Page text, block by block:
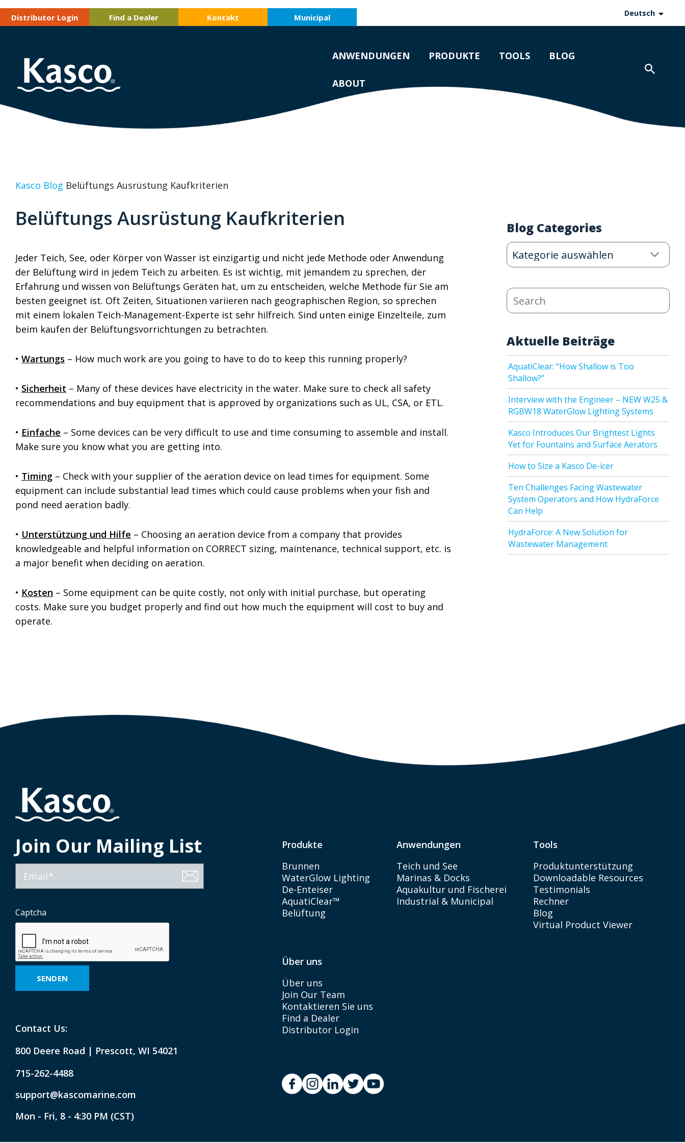
Distributor Login Find a Dealer Kontakt Municipal Deutsch
ANWENDUNGEN PRODUKTE TOOLS BLOG
ABOUT
Kasco Blog Belüftungs Ausrüstung Kaufkriterien
Belüftungs Ausrüstung Kaufkriterien
Jeder Teich, See, oder Körper von Wasser ist einzigartig und nicht jede Methode oder Anwendung
der Belüftung wird in jedem Teich zu arbeiten. Es ist wichtig, mit jemandem zu sprechen, der
Erfahrung und wissen von Belüftungs Geräten hat, um zu entscheiden, welche Methode für Sie am
besten geeignet ist. Oft Zeiten, Situationen variieren nach geographischen Region, so sprechen
mit einem lokalen Teich-Management-Experte ist sehr hilfreich. Sind unten einige Einzelteile, zum
beim kaufen der Belüftungsvorrichtungen zu betrachten.
• Wartungs – How much work are you going to have to do to keep this running properly?
• Sicherheit – Many of these devices have electricity in the water. Make sure to check all safety
recommendations and buy equipment that is approved by organizations such as UL, CSA, or ETL.
• Einfache – Some devices can be very difficult to use and time consuming to assemble and install.
Make sure you know what you are getting into.
• Timing – Check with your supplier of the aeration device on lead times for equipment. Some
equipment can include substantial lead times which could cause problems when your fish and
pond need aeration badly.
• Unterstützung und Hilfe – Choosing an aeration device from a company that provides
knowledgeable and helpful information on CORRECT sizing, maintenance, technical support, etc. is
a major benefit when deciding on aeration.
• Kosten – Some equipment can be quite costly, not only with initial purchase, but operating
costs. Make sure you budget properly and find out how much the equipment will cost to buy and
operate.
Blog Categories
Blog
Categories
Search
Aktuelle Beiträge
AquatiClear: “How Shallow is Too
Shallow?”
Interview with the Engineer – NEW W25 &
RGBW18 WaterGlow Lighting Systems
Kasco Introduces Our Brightest Lights
Yet for Fountains and Surface Aerators
How to Size a Kasco De-icer
Ten Challenges Facing Wastewater
System Operators and How HydraForce
Can Help
HydraForce: A New Solution for
Wastewater Management
Join Our Mailing List
Mail
Captcha
Contact Us:
800 Deere Road | Prescott, WI 54021
715-262-4488
support@kascomarine.com
Mon - Fri, 8 - 4:30 PM (CST)
Produkte
Brunnen
WaterGlow Lighting
De-Enteiser
AquatiClear™
Belüftung
Anwendungen
Teich und See
Marinas & Docks
Aquakultur und Fischerei
Industrial & Municipal
Tools
Produktunterstützung
Downloadable Resources
Testimonials
Rechner
Blog
Virtual Product Viewer
Über uns
Über uns
Join Our Team
Kontaktieren Sie uns
Find a Dealer
Distributor Login